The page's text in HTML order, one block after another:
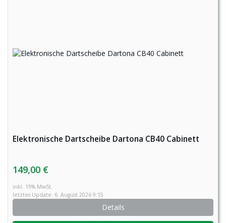
Elektronische Dartscheibe Dartona CB40 Cabinett
149,00 €
inkl. 19% MwSt.
letztes Update: 6. August 2026 9:15
Details